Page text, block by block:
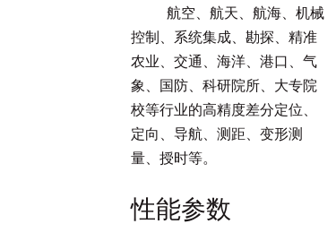
航空、航天、航海、机械
控制、系统集成、勘探、精准
农业、交通、海洋、港口、气
象、国防、科研院所、大专院
校等行业的高精度差分定位、
定向、导航、测距、变形测
量、授时等。
性能参数